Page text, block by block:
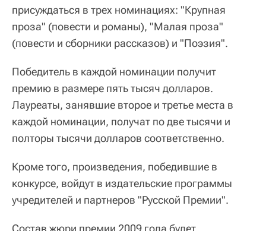
присуждаться в трех номинациях: "Крупная
проза" (повести и романы), "Малая проза"
(повести и сборники рассказов) и "Поэзия".
Победитель в каждой номинации получит
премию в размере пять тысяч долларов.
Лауреаты, занявшие второе и третье места в
каждой номинации, получат по две тысячи и
полторы тысячи долларов соответственно.
Кроме того, произведения, победившие в
конкурсе, войдут в издательские программы
учредителей и партнеров "Русской Премии".
Состав жюри премии 2009 года будет